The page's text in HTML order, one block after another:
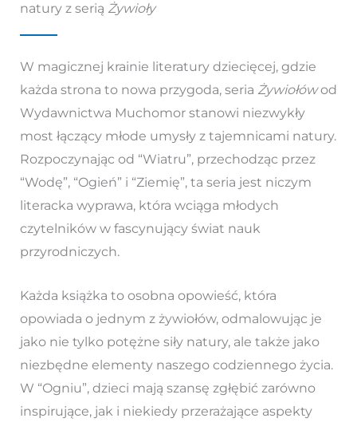
natury z serią Żywioły
W magicznej krainie literatury dziecięcej, gdzie
każda strona to nowa przygoda, seria Żywiołówod
Wydawnictwa Muchomor stanowi niezwykły
most łączący młode umysły z tajemnicami natury.
Rozpoczynając od “Wiatru”, przechodząc przez
“Wodę”, “Ogień” i “Ziemię”, ta seria jest niczym
literacka wyprawa, która wciąga młodych
czytelników w fascynujący świat nauk
przyrodniczych.
Każda książka to osobna opowieść, która
opowiada o jednym z żywiołów, odmalowując je
jako nie tylko potężne siły natury, ale także jako
niezbędne elementy naszego codziennego życia.
W “Ogniu”, dzieci mają szansę zgłębić zarówno
inspirujące, jak i niekiedy przerażające aspekty